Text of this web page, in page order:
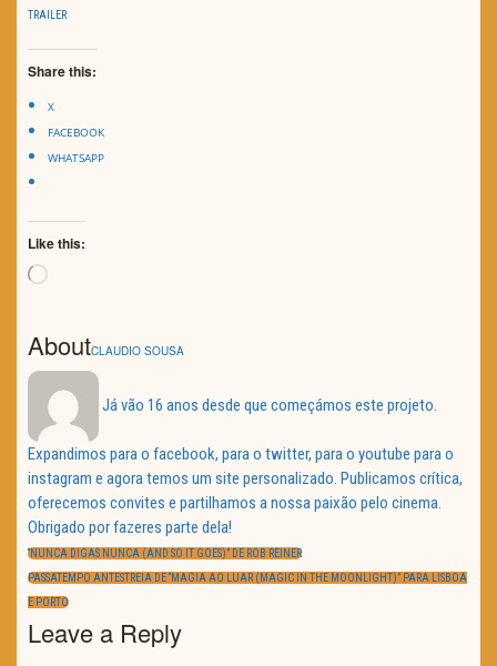
TRAILER
Share this:
X
FACEBOOK
WHATSAPP
Like this:
Loading…
AboutCLAUDIO SOUSA
Já vão 16 anos desde que começámos este projeto.
Expandimos para o facebook, para o twitter, para o youtube para o
instagram e agora temos um site personalizado. Publicamos crítica,
oferecemos convites e partilhamos a nossa paixão pelo cinema.
Obrigado por fazeres parte dela!
Navegação
de
artigos
PREVIOUS
POST:
“NUNCA DIGAS NUNCA (AND SO IT GOES)” DE ROB REINER
NEXT
POST:
PASSATEMPO ANTESTREIA DE “MAGIA AO LUAR (MAGIC IN THE MOONLIGHT)” PARA LISBOA
E PORTO
Leave a Reply